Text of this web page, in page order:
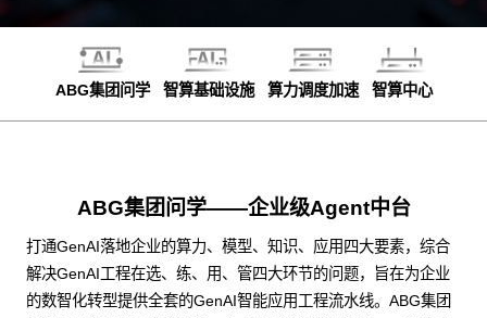
ABG集团问学 智算基础设施 算力调度加速 智算中心
ABG集团问学——企业级Agent中台
打通GenAI落地企业的算力、模型、知识、应用四大要素，综合
解决GenAI工程在选、练、用、管四大环节的问题，旨在为企业
的数智化转型提供全套的GenAI智能应用工程流水线。ABG集团